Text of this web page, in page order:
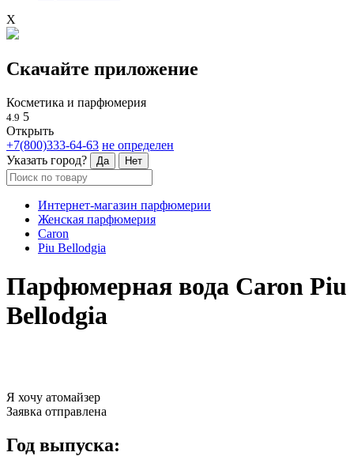
X
Скачайте приложение
Косметика и парфюмерия
4.9 5
Открыть
+7(800)333-64-63 не определен
Указать город?
Да Нет
Интернет-магазин парфюмерии
Женская парфюмерия
Caron
Piu Bellodgia
Парфюмерная вода Caron Piu
Bellodgia
Я хочу атомайзер
Заявка отправлена
Год выпуска: